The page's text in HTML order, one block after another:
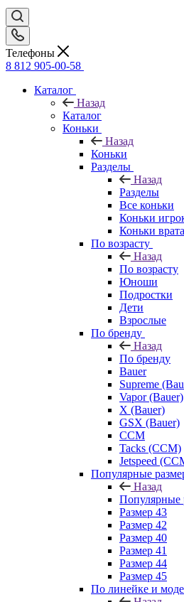
Телефоны
8 812 905-00-58
Каталог
Назад
Каталог
Коньки
Назад
Коньки
Разделы
Назад
Разделы
Все коньки
Коньки
Коньки
По возрасту
Назад
По возрасту
Юноши
Подростки
Дети
Взрослые
По бренду
Назад
По бренду
Bauer
Supreme
Vapor (Bauer)
X (Bauer)
GSX (Bauer)
CCM
Tacks (CCM)
Jetspeed
Популярные
Назад
Популярные
Размер 43
Размер 42
Размер 40
Размер 41
Размер 44
Размер 45
По линейке и